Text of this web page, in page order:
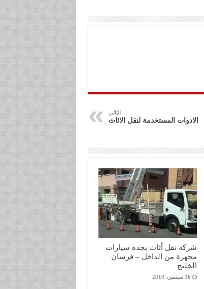
التالي
الادوات المستخدمة لنقل الاثاث
شركة نقل أثاث بجدة سيارات
مجهزة من الداخل – فرسان
الخليج
16 سبتمبر، 2019